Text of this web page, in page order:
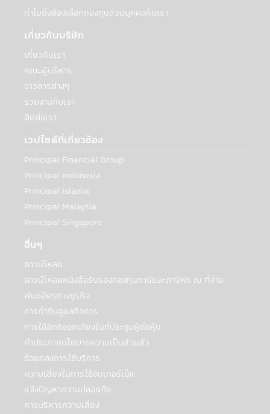
กับบุคคลภายนอก
เพื่อวัตถุประสงค์ทางธุรกิจของบริษัทฯหรือตาม
ที่กฎหมายกำหนดหรืออนุญาต:
บริษัทฯอาจเปิดเผยข้อมูลเกี่ยวกับท่านให้กับ
บุคคลอื่นเพื่อวัตถุประสงค์ทางธุรกิจของบริษัท
จัดการหรือตามที่กฎหมายกำหนดหรืออนุญาต
ซึ่งรวมถึง:
• กรณีจำเป็นต้องดำเนินการดังกล่าวเพื่อ
ปฏิบัติตามกฎหมาย กระบวนการทางกฎหมาย
หรือกฎข้อบังคับ เพื่อสนับสนุนการตรวจสอบ
• หน่วยงานบังคับใช้กฎหมาย หน่วยงานที่
มีหน้าที่กำกับดูแล เจ้าหน้าที่ของรัฐ หรือบุคคล
ภายนอกอื่นๆ ที่มีความเกี่ยวข้องกับหมายเรียก
คำสั่งศาล หรือกระบวนการหรือข้อกำหนดทาง
กฎหมายอื่นๆ ภายใต้กฎหมายหรือกฎข้อบังคับ
หรือกฎหมายและกฎข้อบังคับของเขตอำนาจ
ศาลอื่นที่ใช้บังคับกับบริษัทจัดการหรือบริษัทใน
กลุ่มของบริษัทจัดการ ในกรณีที่บริษัทฯต้องทำ
เช่นนั้นเพื่อให้สอดคล้องกับกฎหมายดังกล่าว
หรือในกรณีที่บริษัทฯเชื่อโดยดุลยพินิจว่าการ
เปิดเผยข้อมูลส่วนบุคคลมีความจำเป็นหรือ
เหมาะสมเพื่อป้องกันอันตรายทางกายภาพหรือ
การสูญเสียทางการเงิน หรือเพื่อรายงานถึง
กิจกรรมที่ต้องสงสัยว่าผิดกฎหมาย
• เพื่อปกป้องผลประโยชน์ที่สำคัญของบุคคล
• เพื่อปกป้องทรัพย์สิน บริการ และสิทธิ์ตาม
กฎหมายของบริษัทจัดการ
• ในส่วนที่เชื่อมโยงกับบริการจัดส่งและบริการ
ต่างๆ ที่เกี่ยวข้องสำหรับการซื้อที่ทำโดยใช้การ
ทำไมถึงต้องเลือกกองทุนส่วนบุคคลกับเรา
เกี่ยวกับบริษัท
เกี่ยวกับเรา
คณะผู้บริหาร
ข่าวสารต่างๆ
ร่วมงานกับเรา
ติดต่อเรา
เวปไซด์ที่เกี่ยวข้อง
Principal Financial Group
Principal Indonesia
Principal Islamic
Principal Malaysia
Principal Singapore
อื่นๆ
ดาวน์โหลด
ดาวน์โหลดหนังสือรับรองกองทุนภาษีและภาษีหัก ณ ที่จ่าย
พันธมิตรทางธุรกิจ
การกำกับดูแลกิจการ
การใช้สิทธิออกเสียงในที่ประชุมผู้ถือหุ้น
คำประกาศนโยบายความเป็นส่วนตัว
ข้อตกลงการใช้บริการ
ความเสี่ยงในการใช้อินเทอร์เน็ต
แจ้งปัญหาความปลอดภัย
การบริหารความเสี่ยง